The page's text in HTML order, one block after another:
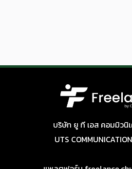
บริษัท ยู ที เอส คอมมิวนิ
UTS